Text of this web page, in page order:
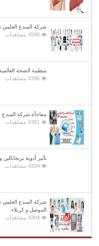
شركة المبدع العلمي
4595 مشاهدات
منظمة الصحة
4396 مشاهدات
مفاجأة شركة المبدع
4381 مشاهدات
تأثير أدوية
4334 مشاهدات
شركة المبدع
الموصل و كربلاء
4304 مشاهدات